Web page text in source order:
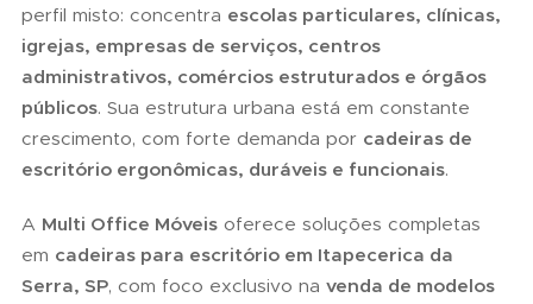
perfil misto: concentra escolas particulares, clínicas,
igrejas, empresas de serviços, centros
administrativos, comércios estruturados e órgãos
públicos. Sua estrutura urbana está em constante
crescimento, com forte demanda por cadeiras de
escritório ergonômicas, duráveis e funcionais.
A Multi Office Móveis oferece soluções completas
em cadeiras para escritório em Itapecerica da
Serra, SP, com foco exclusivo na venda de modelos